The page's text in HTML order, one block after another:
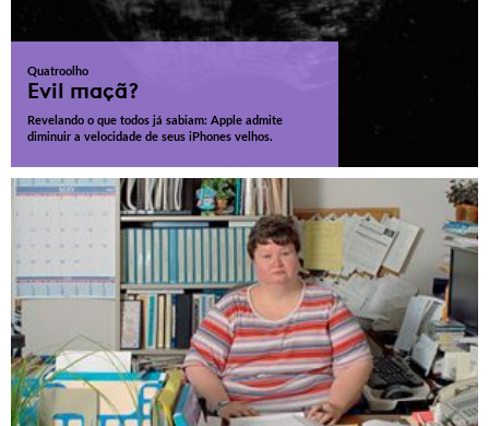
Quatroolho
Evil maçã?
Revelando o que todos já sabiam: Apple admite
diminuir a velocidade de seus iPhones velhos.